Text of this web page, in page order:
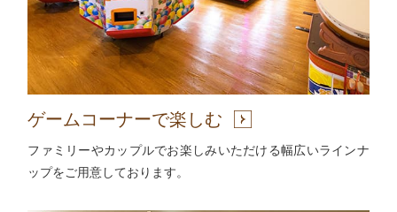
ゲームコーナーで楽しむ
ファミリーやカップルでお楽しみいただける幅広いラインナ
ップをご用意しております。